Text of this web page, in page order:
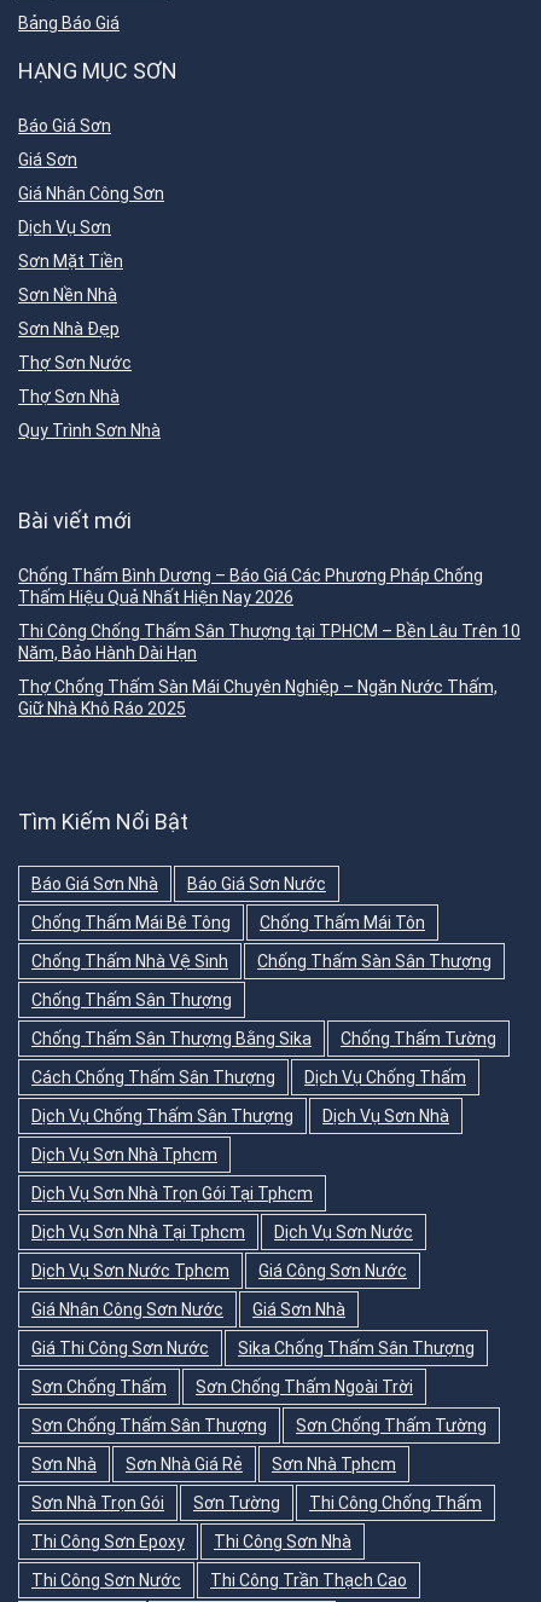
Bảng Báo Giá
HẠNG MỤC SƠN
Báo Giá Sơn
Giá Sơn
Giá Nhân Công Sơn
Dịch Vụ Sơn
Sơn Mặt Tiền
Sơn Nền Nhà
Sơn Nhà Đẹp
Thợ Sơn Nước
Thợ Sơn Nhà
Quy Trình Sơn Nhà
Bài viết mới
Chống Thấm Bình Dương – Báo Giá Các Phương Pháp Chống
Thấm Hiệu Quả Nhất Hiện Nay 2026
Thi Công Chống Thấm Sân Thượng tại TPHCM – Bền Lâu Trên 10
Năm, Bảo Hành Dài Hạn
Thợ Chống Thấm Sàn Mái Chuyên Nghiệp – Ngăn Nước Thấm,
Giữ Nhà Khô Ráo 2025
Tìm Kiếm Nổi Bật
Báo Giá Sơn Nhà
Báo Giá Sơn Nước
Chống Thấm Mái Bê Tông
Chống Thấm Mái Tôn
Chống Thấm Nhà Vệ Sinh
Chống Thấm Sàn Sân Thượng
Chống Thấm Sân Thượng
Chống Thấm Sân Thượng Bằng Sika
Chống Thấm Tường
Cách Chống Thấm Sân Thượng
Dịch Vụ Chống Thấm
Dịch Vụ Chống Thấm Sân Thượng
Dịch Vụ Sơn Nhà
Dịch Vụ Sơn Nhà Tphcm
Dịch Vụ Sơn Nhà Trọn Gói Tại Tphcm
Dịch Vụ Sơn Nhà Tại Tphcm
Dịch Vụ Sơn Nước
Dịch Vụ Sơn Nước Tphcm
Giá Công Sơn Nước
Giá Nhân Công Sơn Nước
Giá Sơn Nhà
Giá Thi Công Sơn Nước
Sika Chống Thấm Sân Thượng
Sơn Chống Thấm
Sơn Chống Thấm Ngoài Trời
Sơn Chống Thấm Sân Thượng
Sơn Chống Thấm Tường
Sơn Nhà
Sơn Nhà Giá Rẻ
Sơn Nhà Tphcm
Sơn Nhà Trọn Gói
Sơn Tường
Thi Công Chống Thấm
Thi Công Sơn Epoxy
Thi Công Sơn Nhà
Thi Công Sơn Nước
Thi Công Trần Thạch Cao